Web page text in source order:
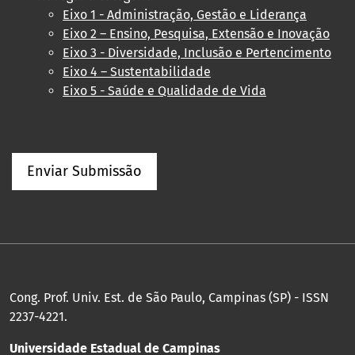
Eixo 1 - Administração, Gestão e Liderança
Eixo 2 – Ensino, Pesquisa, Extensão e Inovação
Eixo 3 - Diversidade, Inclusão e Pertencimento
Eixo 4 – Sustentabilidade
Eixo 5 - Saúde e Qualidade de Vida
Enviar Submissão
Cong. Prof. Univ. Est. de São Paulo, Campinas (SP) - ISSN
2237-4221.
Universidade Estadual de Campinas